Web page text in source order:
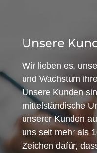
Unsere
Wir lieben es,
und Wachstum
Unsere Kunden
mittelständische
unserer Kunden
uns seit mehr als
Zeichen dafür,